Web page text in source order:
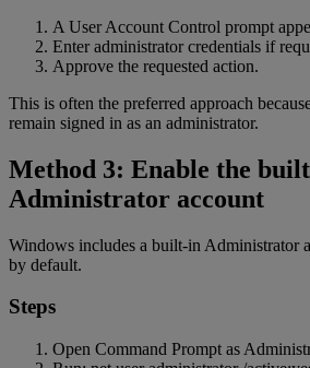
A User Account Control prompt
Enter administrator credentials if
Approve the requested action.
This is often the preferred approach
remain signed in as an administrator.
Method 3: Enable the
Administrator account
Windows includes a built-in Administrator
by default.
Steps
Open Command Prompt as